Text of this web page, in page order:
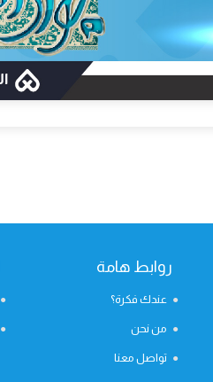
روابط هامة
عندك فكرة؟
من نحن
تواصل معنا